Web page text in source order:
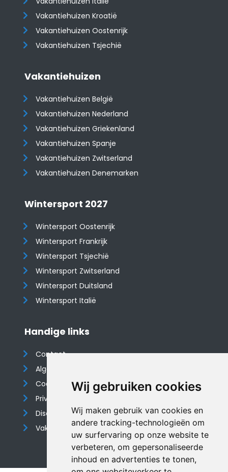
Wij gebruiken cookies
Wij maken gebruik van cookies en
andere tracking-technologieën om
uw surfervaring op onze website te
verbeteren, om gepersonaliseerde
inhoud en advertenties te tonen,
Vakantiehuizen Kroatië
​​​​​​​Vakantiehuizen Oostenrijk
Vakantiehuizen Tsjechië
Vakantiehuizen
Vakantiehuizen België
Vakantiehuizen Nederland
Vakantiehuizen Griekenland
Vakantiehuizen Spanje
​​​​​​​Vakantiehuizen Zwitserland
Vakantiehuizen Denemarken
Wintersport 2027
Wintersport Oostenrijk
Wintersport Frankrijk
Wintersport Tsjechië
Wintersport Zwitserland
Wintersport Duitsland
Wintersport Italië
Handige links
Contact
Algemene voorwaarden
Cookieverklaring
Privacyverklaring
Disclaimer
Vakantiehuis website